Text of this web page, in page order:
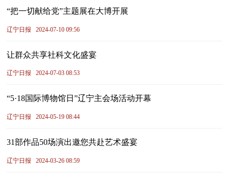
“把一切献给党”主题展在大博开展
辽宁日报 2024-07-10 09:56
让群众共享社科文化盛宴
辽宁日报 2024-07-03 08:53
“5·18国际博物馆日”辽宁主会场活动开幕
辽宁日报 2024-05-19 08:44
31部作品50场演出邀您共赴艺术盛宴
辽宁日报 2024-03-26 08:59